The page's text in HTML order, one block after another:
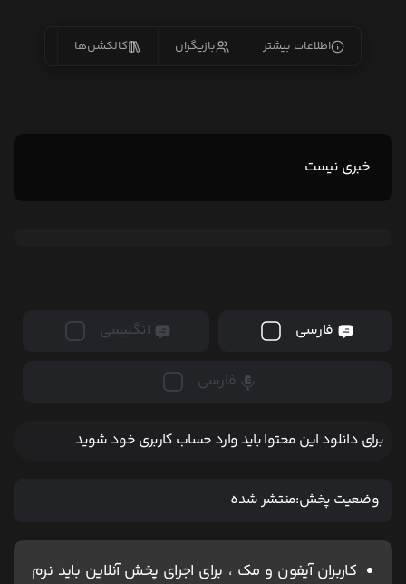
اطلاعات بیشتر بازیگران کالکشن‌ها
خبری نیست
فارسی انگلیسی
فارسی
برای دانلود این محتوا باید وارد حساب کاربری خود شوید
وضعیت پخش:منتشر شده
کاربران آیفون و مک ، برای اجرای پخش آنلاین باید نرم